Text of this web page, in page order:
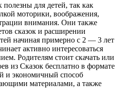
полезны для детей, так как
моторики, воображения,
внимания. Они также
сказок и расширении
начиная примерно с 2 — 3 лет
активно интересоваться
Родителям стоит скачать или
из Сказок бесплатно в формате
и экономичный способ
материалами, а также